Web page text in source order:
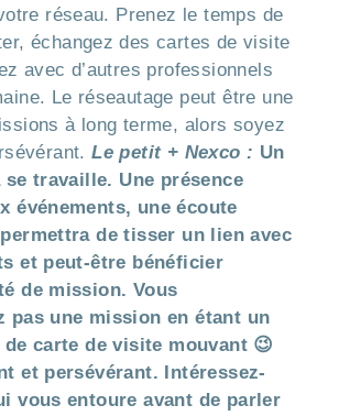
réseau. Prenez le temps de
échangez des cartes de visite
avec d’autres professionnels
Le réseautage peut être une
à long terme, alors soyez
Le petit + Nexco : Un
se travaille. Une présence
événements, une écoute
de tisser un lien avec
et peut-être bénéficier
de mission. Vous
pas une mission en étant un
carte de visite mouvant 😉
et persévérant. Intéressez-
vous entoure avant de parler